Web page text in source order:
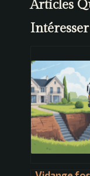
Articles